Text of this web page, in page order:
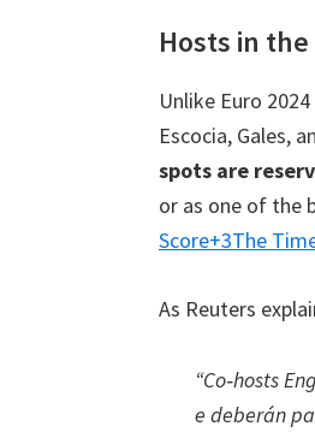
Hosts in the
Unlike Euro 2024
Escocia, Gales,
spots are
or as one of the
Score+3The
As Reuters
“Co‑hosts
e deberán